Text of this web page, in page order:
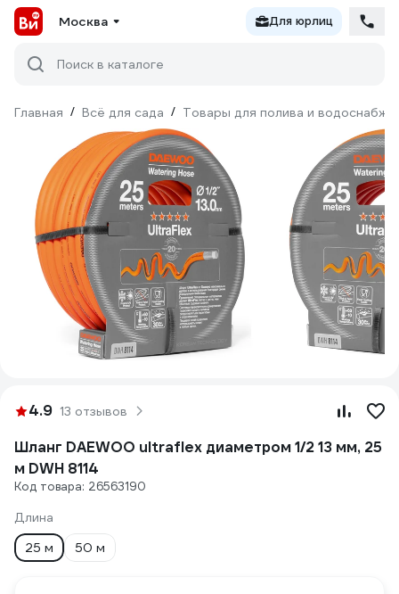
Москва Для юрлиц
Поиск в каталоге
Главная / Всё для сада / Товары для полива и
4.9 13 отзывов
Шланг DAEWOO ultraflex диаметром 1/2 13 мм, 25
м DWH 8114
Код товара: 26563190
Длина
25 м
50 м